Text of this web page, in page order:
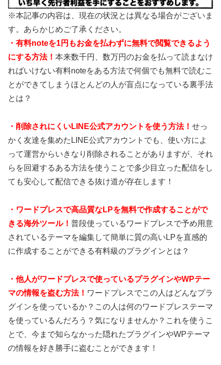
※本記事の内容は、現在の状況とは異なる場合がございま
す。あらかじめご了承ください。
・有料noteを1円もお金を払わずに無料で閲覧できるよう
にする方法！ 本来数千円、数万円のお金を払って読まなけ
ればいけない有料noteをある方法で何個でも無料で読むこ
とができてしまうほとんどの人が盲点になっている裏手法
とは？
・ 削除されにくいLINE公式アカウントを使う方法！ せっ
かく友達を集めたLINE公式アカウントでも、使い方によ
って運営からいきなり削除されることがありますが、それ
らを回避するある方法を使うことで多少目立った配信をし
ても安心して配信できる抜け道が存在します！
・ ワードプレスで高品質なLPを無料で作成することがで
きる海外ツール！ 普段使っているワードプレスで予め用意
されているテーマを編集して簡単に質の高いLPを直感的
に作成することができる有料級のプラグインとは？
・ 他人がワードプレスで使っているプラグインやWPテー
マの情報を盗む方法！ ワードプレスでこの人はどんなプラ
グインを使っているか？この人は何のワードプレステーマ
を使っているんだろう？気になりませんか？これを使うこ
とで、今まで知らなかった隠れたプラグインやWPテーマ
の情報を好き勝手に盗むことができます！